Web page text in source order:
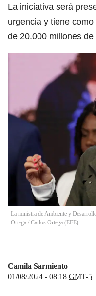
La iniciativa será
urgencia y tiene
de 20.000 millones de
La ministra de Ambiente y
Ortega / Carlos Ortega (EFE)
Camila Sarmiento
01/08/2024 - 08:18 GMT-5